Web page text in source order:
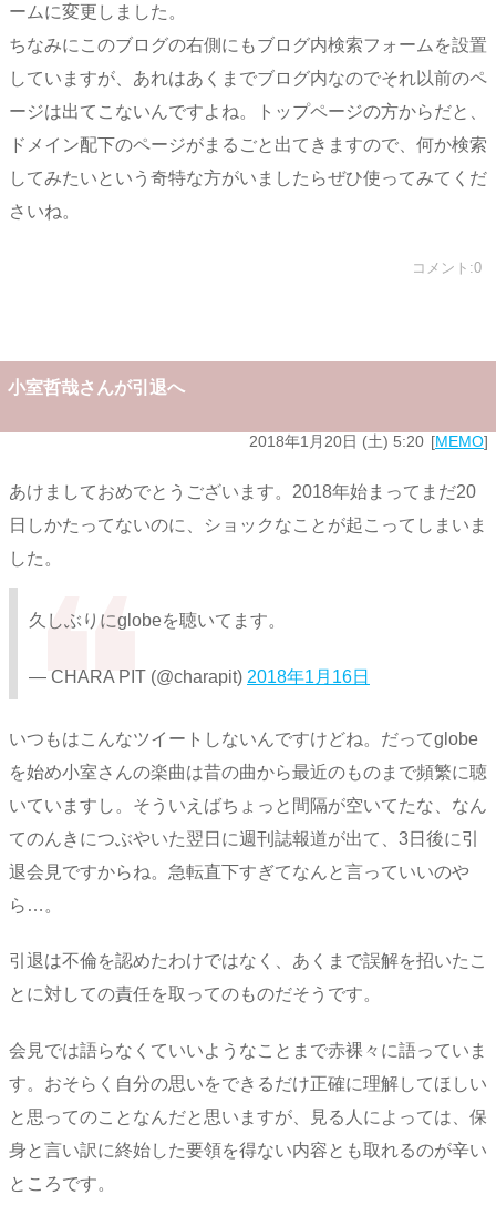
ームに変更しました。
ちなみにこのブログの右側にもブログ内検索フォームを設置
していますが、あれはあくまでブログ内なのでそれ以前のペ
ージは出てこないんですよね。トップページの方からだと、
ドメイン配下のページがまるごと出てきますので、何か検索
してみたいという奇特な方がいましたらぜひ使ってみてくだ
さいね。
コメント:0
小室哲哉さんが引退へ
2018年1月20日 (土) 5:20 MEMO
あけましておめでとうございます。2018年始まってまだ20
日しかたってないのに、ショックなことが起こってしまいま
した。
久しぶりにglobeを聴いてます。
— CHARA PIT (@charapit) 2018年1月16日
いつもはこんなツイートしないんですけどね。だってglobe
を始め小室さんの楽曲は昔の曲から最近のものまで頻繁に聴
いていますし。そういえばちょっと間隔が空いてたな、なん
てのんきにつぶやいた翌日に週刊誌報道が出て、3日後に引
退会見ですからね。急転直下すぎてなんと言っていいのや
ら…。
引退は不倫を認めたわけではなく、あくまで誤解を招いたこ
とに対しての責任を取ってのものだそうです。
会見では語らなくていいようなことまで赤裸々に語っていま
す。おそらく自分の思いをできるだけ正確に理解してほしい
と思ってのことなんだと思いますが、見る人によっては、保
身と言い訳に終始した要領を得ない内容とも取れるのが辛い
ところです。